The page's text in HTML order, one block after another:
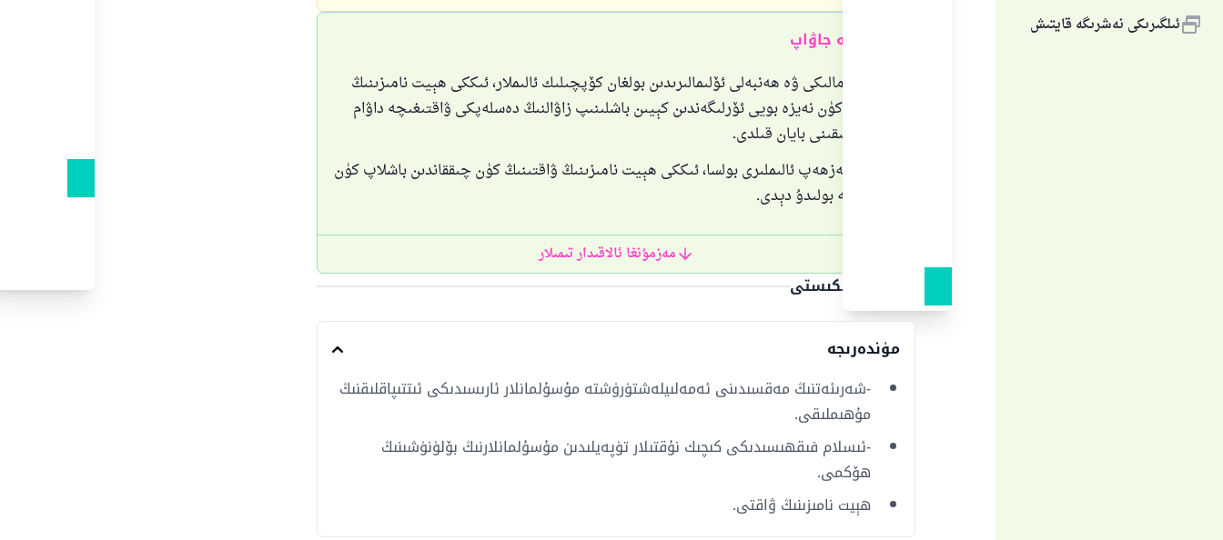
ئىلگىرىكى نەشرىگە قايتىش
قىسقىچە جاۋاپ
ھەنەپى، مالىكى ۋە ھەنبەلى ئۆلىمالىرىدىن بولغان كۆپچىلىك ئالىملار، ئىككى ھېيت نامىزىنىڭ
ۋاقتىنىڭ كۈن نەيزە بويى ئۆرلىگەندىن كېيىن باشلىنىپ زاۋالنىڭ دەسلەپكى ۋاقتىغىچە داۋام
قىلىدىغانلىقىنى بايان قىلدى.
شاپىئى مەزھەپ ئالىملىرى بولسا، ئىككى ھېيت نامىزىنىڭ ۋاقتىنىڭ كۈن چىققاندىن باشلاپ كۈن
ئېگىلگىچە بولىدۇ دېدى.
مەزمۇنغا ئالاقىدار تىمىلار
جاۋاپنىڭ تېكىستى
مۈندەرىجە
-شەرىئەتنىڭ مەقسىدىنى ئەمەلىيلەشتۈرۈشتە مۇسۇلمانلار ئارىسىدىكى ئىتتىپاقلىقنىڭ
مۇھىملىقى.
-ئىسلام فىقھىسىدىكى كىچىك نۇقتىلار تۈپەيلىدىن مۇسۇلمانلارنىڭ بۆلۈنۈشىنىڭ
ھۆكمى.
ھېيت نامىزىنىڭ ۋاقتى.